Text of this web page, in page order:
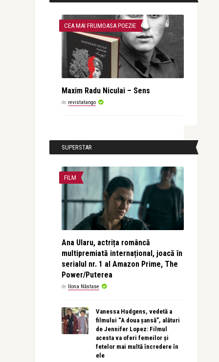
CEA MAI FRUMOASA POEZIE
Maxim Radu Niculai – Sens
de revistatango
SUPERSTAR
FILM
Ana Ularu, actrița româncă
multipremiată internațional, joacă în
serialul nr. 1 al Amazon Prime, The
Power/Puterea
de Ilona Năstase
Vanessa Hudgens, vedetă a
filmului “A doua șansă”, alături
de Jennifer Lopez: Filmul
acesta va oferi femeilor și
fetelor mai multă încredere în
ele